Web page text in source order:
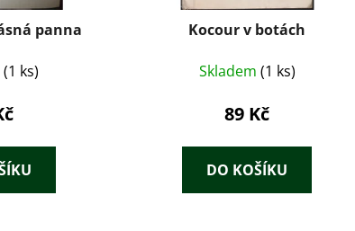
panna
(1 ks)
Kocour v botách
Skladem (1 ks)
89 Kč
DO KOŠÍKU